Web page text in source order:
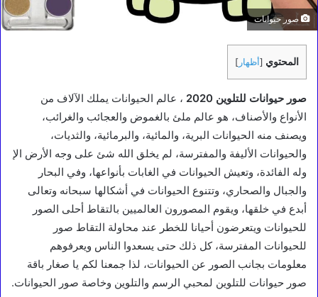
صور حيوانات
المحتوي [أظهار ]
صور حيوانات للتلوين 2020
، عالم الحيوانات يملك الآلاف من
الأنواع والأصناف، هو عالم ملئ بالغموض والعجائب والغرائب،
ويصنف منه الحيوانات البرية، والمائية، والبرمائية، والثديات،
والحيوانات الأليفة والمفترسة، لم يخلق الله شئ على وجه الأرض الإ
وله الفائدة، وتعيش الحيوانات في الغابات بأنواعها، وفي البحار
والجبال والصحاري، وتتنوع الحيوانات في أشكالها سبحانه وتعالى
أبدع في خلقها، ويقوم المصورون العالميين بالتقاط أحلى الصور
للحيوانات ويتعرضون أحيانا للخطر عند محاولة التقاط صور
للحيوانات المفترسة، كل ذلك حتى يسعدوا الناس ويعرفوهم
معلومات بجانب الصور عن الحيوانات، لذا جمعنا لكم يا صغار باقة
صور حيوانات للتلوين لمحبي الرسم والتلوين وخاصة صور الحيوانات.